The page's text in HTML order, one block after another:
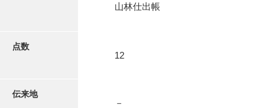
山林仕出帳
点数
12
伝来地
－